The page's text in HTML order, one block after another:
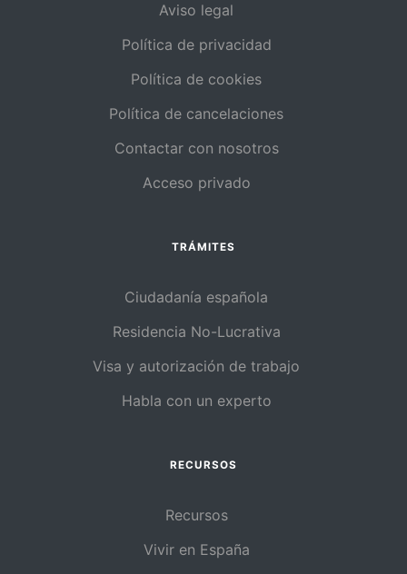
Aviso legal
Política de privacidad
Política de cookies
Política de cancelaciones
Contactar con nosotros
Acceso privado
TRÁMITES
Ciudadanía española
Residencia No-Lucrativa
Visa y autorización de trabajo
Habla con un experto
RECURSOS
Recursos
Vivir en España